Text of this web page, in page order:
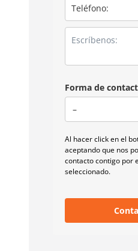
Forma de
Al hacer click en el
aceptando que nos
contacto contigo por
seleccionado.